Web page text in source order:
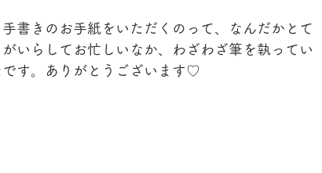
書きのお手紙をいただくのって、なんだかとて
いらしてお忙しいなか、わざわざ筆を執ってい
す。ありがとうございます♡